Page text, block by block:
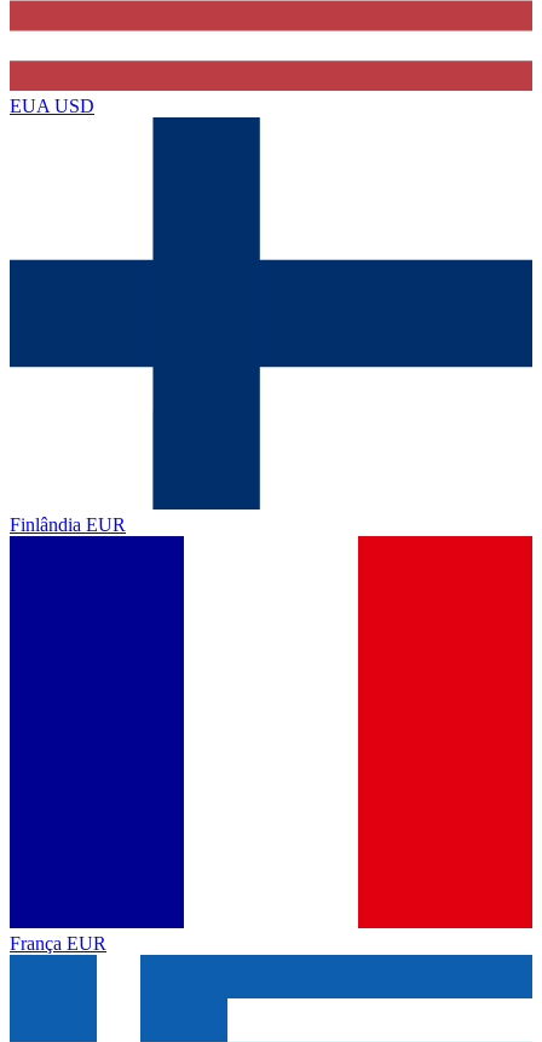
EUA USD
Finlândia EUR
França EUR